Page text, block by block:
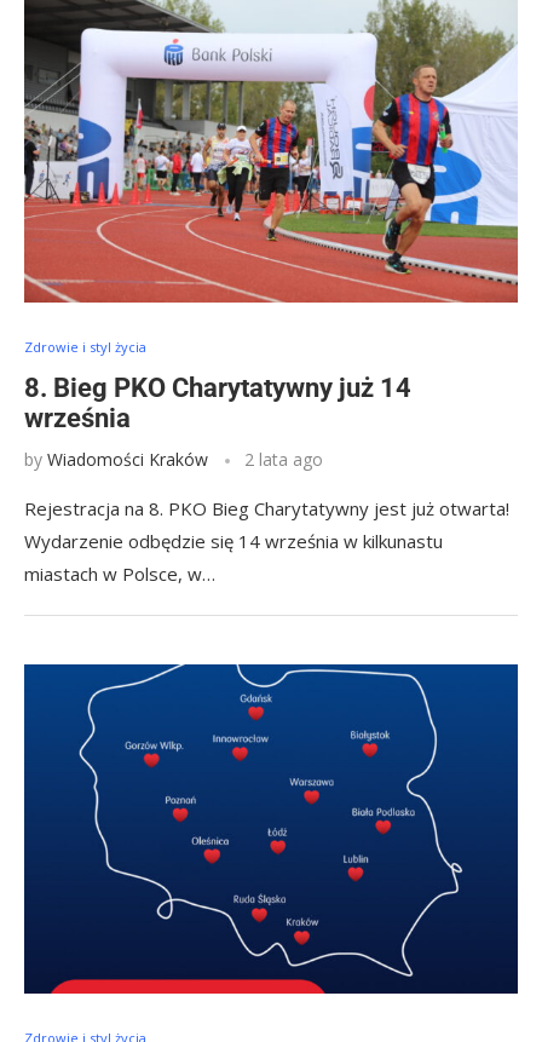
Zdrowie i styl życia
8. Bieg PKO Charytatywny już 14
września
by Wiadomości Kraków 2 lata ago
Rejestracja na 8. PKO Bieg Charytatywny jest już otwarta!
Wydarzenie odbędzie się 14 września w kilkunastu
miastach w Polsce, w…
Zdrowie i styl życia